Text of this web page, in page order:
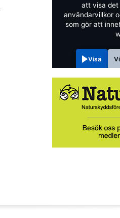
att visa det
användarvillkor
som gör att
Visa